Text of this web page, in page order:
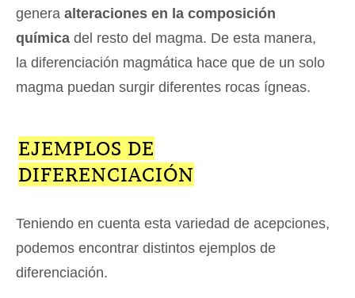
genera alteraciones en la composición
química del resto del magma. De esta manera,
la diferenciación magmática hace que de un solo
magma puedan surgir diferentes rocas ígneas.
EJEMPLOS DE
DIFERENCIACIÓN
Teniendo en cuenta esta variedad de acepciones,
podemos encontrar distintos ejemplos de
diferenciación.